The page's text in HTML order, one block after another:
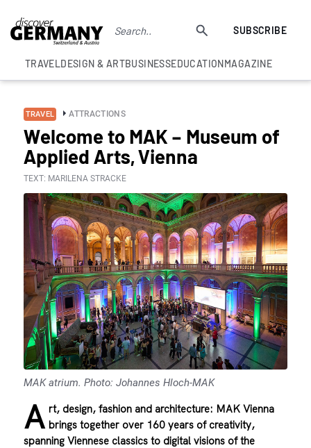
SUBSCRIBE
TRAVELDESIGN & ARTBUSINESSEDUCATIONMAGAZINE
TRAVEL ATTRACTIONS
Welcome to MAK – Museum of
Applied Arts, Vienna
TEXT: MARILENA STRACKE
MAK atrium. Photo: Johannes Hloch-MAK
A rt, design, fashion and architecture: MAK Vienna
brings together over 160 years of creativity,
spanning Viennese classics to digital visions of the